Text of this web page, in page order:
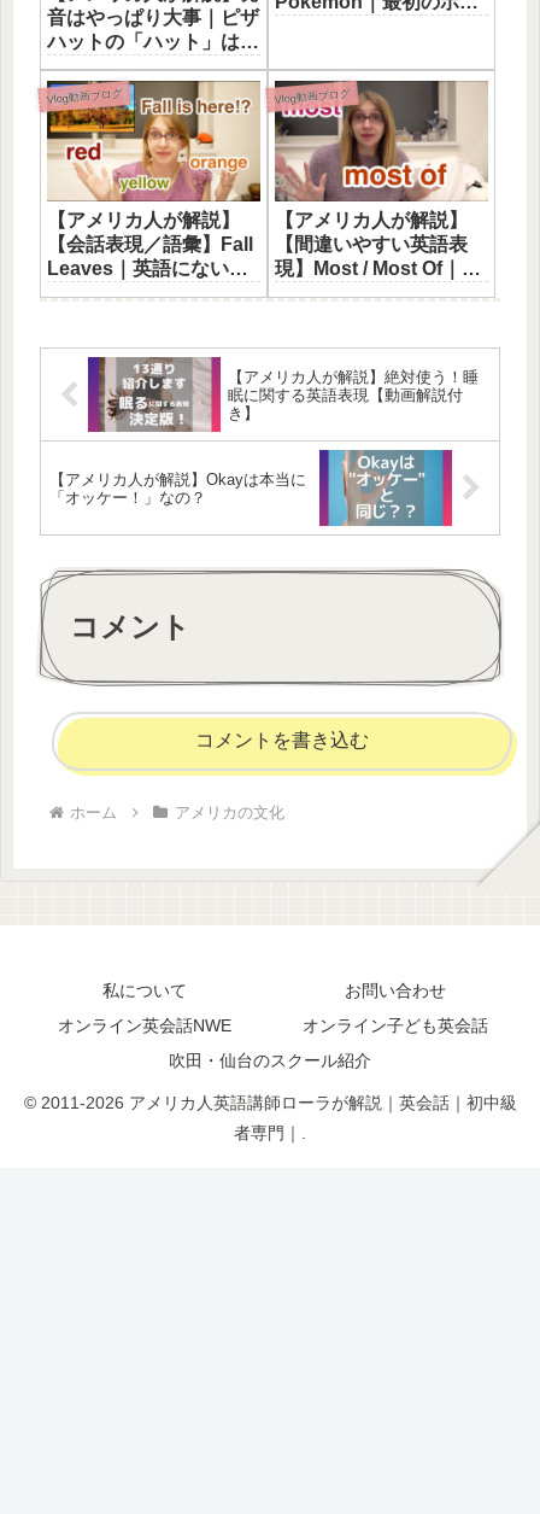
音はやっぱり大事｜ピザ
ハットの「ハット」は帽
子じゃなくて…
Vlog動画ブログ
【アメリカ人が解説】
【会話表現／語彙】Fall
Leaves｜英語にない文
化、どう言いますか？
Vlog動画ブログ
【アメリカ人が解説】
【間違いやすい英語表
現】Most / Most Of｜正
しく使い分けてますか？
【アメリカ人が解説】絶対使う！睡
眠に関する英語表現【動画解説付
き】
【アメリカ人が解説】Okayは本当に
「オッケー！」なの？
コメント
コメントを書き込む
ホーム アメリカの文化
私について
お問い合わせ
オンライン英会話NWE
オンライン子ども英会話
吹田・仙台のスクール紹介
© 2011-2026 アメリカ人英語講師ローラが解説｜英会話｜初中級
者専門｜.